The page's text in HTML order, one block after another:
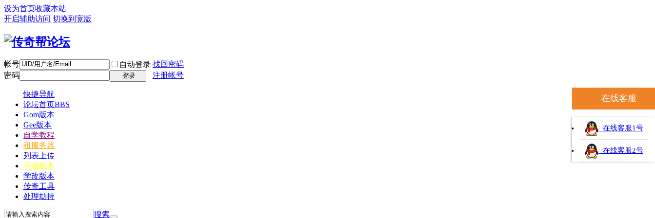
设为首页收藏本站
开启辅助访问 切换到宽版
帐号 自动登录 找回密码
密码
登录 注册帐号
快捷导航
论坛首页BBS
Gom版本
Gee版本
自学教程
租服务器
列表上传
手游版本
学改版本
传奇工具
处理劫持
搜索
在线客服
在线客服1号
在线客服2号